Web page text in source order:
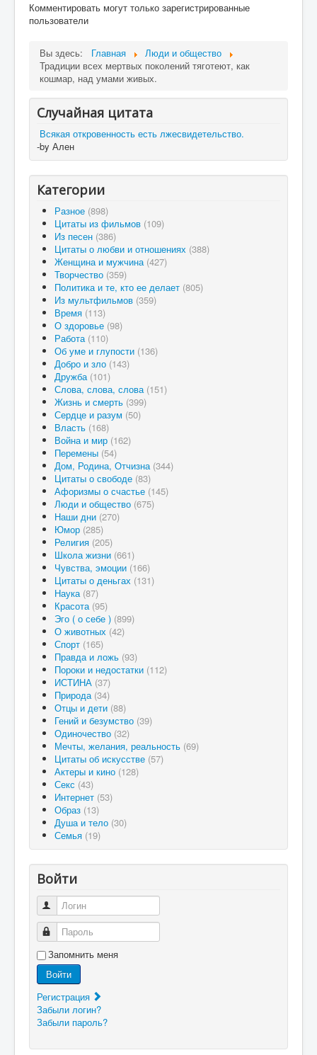
Комментировать могут только зарегистрированные
пользователи
Вы здесь: Главная
Люди и общество
Традиции всех мертвых поколений тяготеют, как
кошмар, над умами живых.
Случайная цитата
Всякая откровенность есть лжесвидетельство.
-by Ален
Категории
Разное (898)
Цитаты из фильмов (109)
Из песен (386)
Цитаты о любви и отношениях (388)
Женщина и мужчина (427)
Творчество (359)
Политика и те, кто ее делает (805)
Из мультфильмов (359)
Время (113)
О здоровье (98)
Работа (110)
Об уме и глупости (136)
Добро и зло (143)
Дружба (101)
Слова, слова, слова (151)
Жизнь и смерть (399)
Сердце и разум (50)
Власть (168)
Война и мир (162)
Перемены (54)
Дом, Родина, Отчизна (344)
Цитаты о свободе (83)
Афоризмы о счастье (145)
Люди и общество (675)
Наши дни (270)
Юмор (285)
Религия (205)
Школа жизни (661)
Чувства, эмоции (166)
Цитаты о деньгах (131)
Наука (87)
Красота (95)
Эго ( о себе ) (899)
О животных (42)
Спорт (165)
Правда и ложь (93)
Пороки и недостатки (112)
ИСТИНА (37)
Природа (34)
Отцы и дети (88)
Гений и безумство (39)
Одиночество (32)
Мечты, желания, реальность (69)
Цитаты об искусстве (57)
Актеры и кино (128)
Секс (43)
Интернет (53)
Образ (13)
Душа и тело (30)
Семья (19)
Войти
Логин
Пароль
Запомнить меня
Войти
Регистрация
Забыли логин?
Забыли пароль?